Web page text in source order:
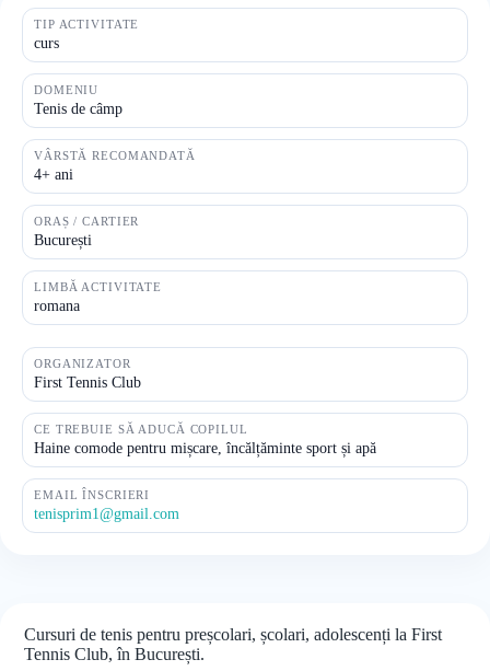
TIP ACTIVITATE
curs
DOMENIU
Tenis de câmp
VÂRSTĂ RECOMANDATĂ
4+ ani
ORAȘ / CARTIER
București
LIMBĂ ACTIVITATE
romana
ORGANIZATOR
First Tennis Club
CE TREBUIE SĂ ADUCĂ COPILUL
Haine comode pentru mișcare, încălțăminte sport și apă
EMAIL ÎNSCRIERI
tenisprim1@gmail.com
Cursuri de tenis pentru preșcolari, școlari, adolescenți la First
Tennis Club, în București.